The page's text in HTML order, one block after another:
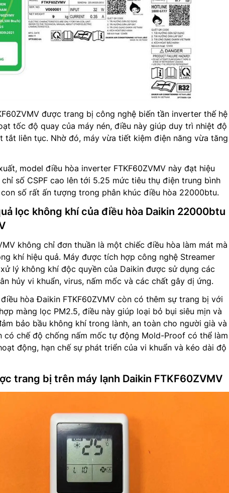
được trang bị công nghệ biến tần inverter thế hệ
tốc độ quay của máy nén, điều này giúp duy trì nhiệt độ
tắt liên tục. Nhờ đó, máy vừa tiết kiệm điện năng vừa tăng
model điều hòa inverter FTKF60ZVMV này đạt hiệu
số CSPF cao lên tới 5.25 mức tiêu thụ điện trung bình
số rất ấn tượng trong phân khúc điều hòa 22000btu.
lọc không khí của điều hòa Daikin 22000btu
không chỉ đơn thuần là một chiếc điều hòa làm mát mà
khí hiệu quả. Máy được tích hợp công nghệ Streamer
lý không khí độc quyền của Daikin được sử dụng các
hủy vi khuẩn, virus, nấm mốc và các chất gây dị ứng.
hòa Đaikin FTKF60ZVMV còn có thêm sự trang bị với
màng lọc PM2.5, điều này giúp loại bỏ bụi siêu mịn và
bảo bầu không khí trong lành, an toàn cho người già và
có chế độ chống nấm mốc tự động Mold-Proof có thể làm
động, hạn chế sự phát triển của vi khuẩn và kéo dài độ
trang bị trên máy lạnh Daikin FTKF60ZVMV